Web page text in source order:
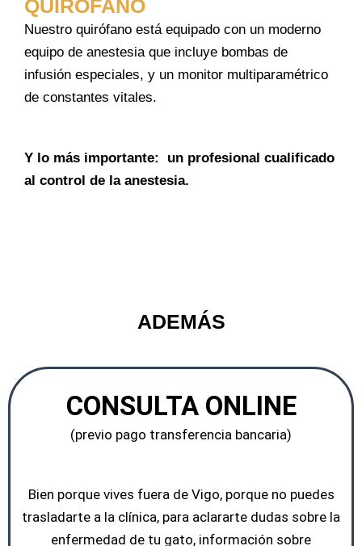
QUIRÓFANO
Nuestro quirófano está equipado con un moderno
equipo de anestesia que incluye bombas de
infusión especiales, y un monitor multiparamétrico
de constantes vitales.
Y lo más importante: un profesional cualificado
al control de la anestesia.
ADEMÁS
CONSULTA ONLINE
(previo pago transferencia bancaria)
Bien porque vives fuera de Vigo, porque no puedes
trasladarte a la clínica, para aclararte dudas sobre la
enfermedad de tu gato, información sobre